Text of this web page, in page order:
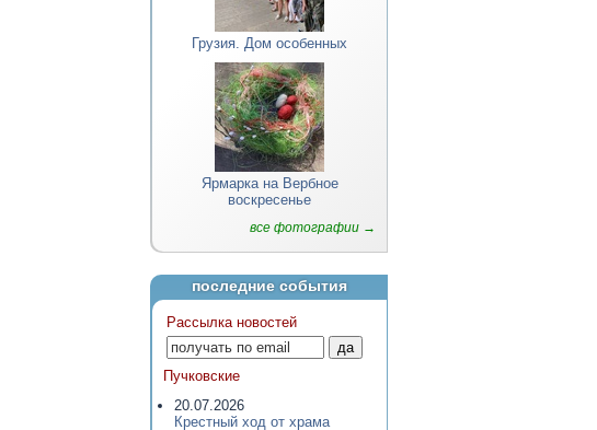
Грузия. Дом особенных
Ярмарка на Вербное
воскресенье
все фотографии →
последние события
Рассылка новостей
Пучковские
20.07.2026
Крестный ход от храма